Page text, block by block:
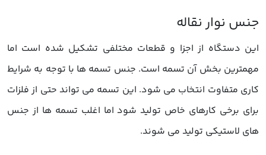
این دستگاه از اجزا و قطعات مختلفی تشکیل شده است اما
مهمترین بخش آن تسمه است. جنس تسمه ها با توجه به شرایط
کاری متفاوت انتخاب می شود. این تسمه می تواند حتی از فلزات
برای برخی کارهای خاص تولید شود اما اغلب تسمه ها از جنس
های لاستیکی تولید می شوند.